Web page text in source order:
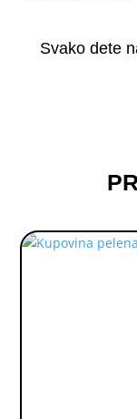
Svako dete